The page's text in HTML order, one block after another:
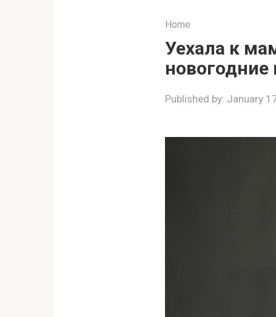
Home
Уехала к
Published by: January